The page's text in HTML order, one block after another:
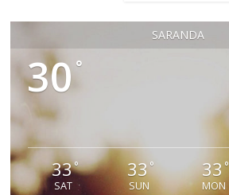
SARANDA
30°
33°
SAT
33°
SUN
33 °
MON